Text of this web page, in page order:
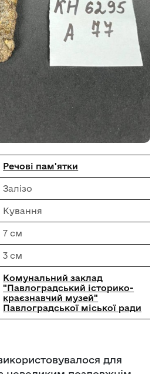
Речові пам'ятки
Залізо
Кування
7 см
3 см
Комунальний заклад
"Павлоградський історико-
краєзнавчий музей"
Павлоградської міської ради
для